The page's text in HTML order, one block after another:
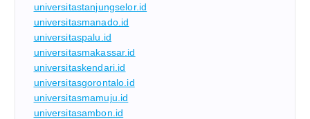
universitastanjungselor.id
universitasmanado.id
universitaspalu.id
universitasmakassar.id
universitaskendari.id
universitasgorontalo.id
universitasmamuju.id
universitasambon.id